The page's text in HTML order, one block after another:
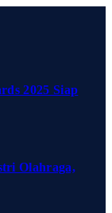
2025 Siap
Olahraga,